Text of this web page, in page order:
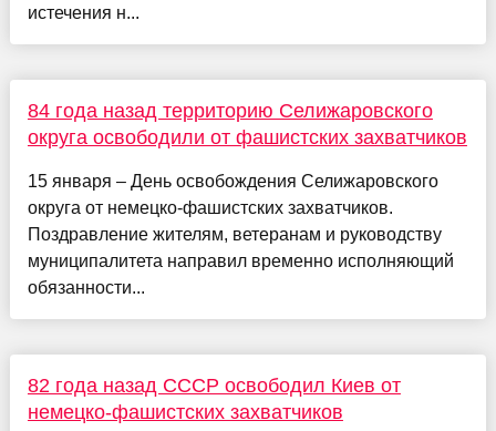
истечения н...
84 года назад территорию Селижаровского
округа освободили от фашистских захватчиков
15 января – День освобождения Селижаровского
округа от немецко-фашистских захватчиков.
Поздравление жителям, ветеранам и руководству
муниципалитета направил временно исполняющий
обязанности...
82 года назад СССР освободил Киев от
немецко-фашистских захватчиков